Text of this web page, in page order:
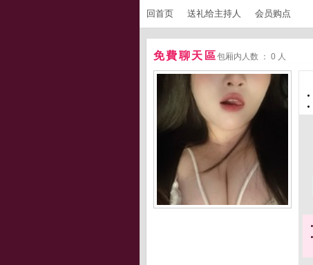
回首页 送礼给主持人 会员购点
免費聊天區包厢内人数 ： 0 人